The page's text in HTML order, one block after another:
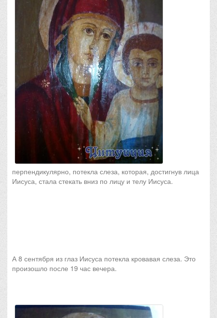
перпендикулярно, потекла слеза, которая, достигнув лица
Иисуса, стала стекать вниз по лицу и телу Иисуса.
А 8 сентября из глаз Иисуса потекла кровавая слеза. Это
произошло после 19 час вечера.